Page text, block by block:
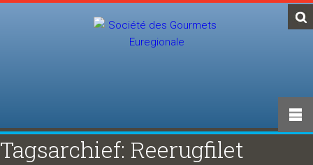
Tagsarchief: Reerugfilet